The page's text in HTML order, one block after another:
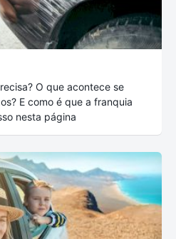
O que acontece se
E como é que a franquia
nesta página